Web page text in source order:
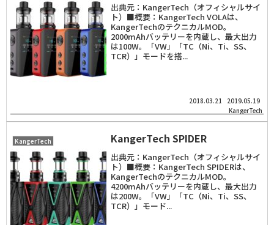
出典元：KangerTech（オフィシャルサイ
ト）■概要：KangerTech VOLAは、
KangerTechのテクニカルMOD。
2000mAhバッテリーを内蔵し、最大出力
は100W。「VW」「TC（Ni、Ti、SS、
TCR）」モードを搭...
2018.03.21
2019.05.19
KangerTech
KangerTech KangerTech SPIDER
出典元：KangerTech（オフィシャルサイ
ト）■概要：KangerTech SPIDERは、
KangerTechのテクニカルMOD。
4200mAhバッテリーを内蔵し、最大出力
は200W。「VW」「TC（Ni、Ti、SS、
TCR）」モード...